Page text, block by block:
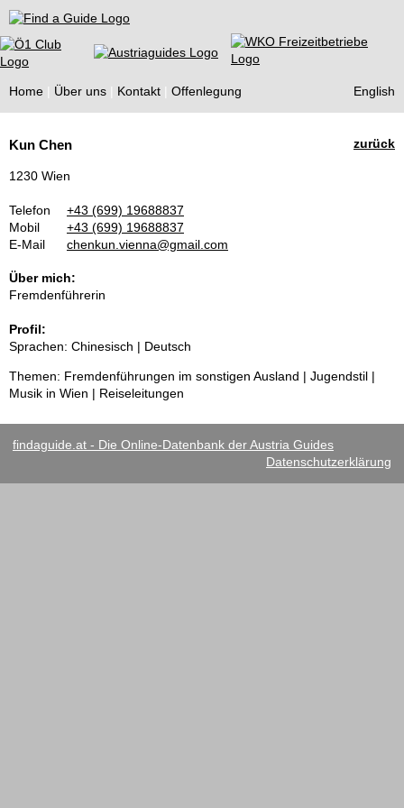
Find a Guide
Home Über uns Kontakt Offenlegung English
Guides
zurück
Kun Chen
1230 Wien
Telefon
+43 (699) 19688837
Mobil
+43 (699) 19688837
E-Mail
chenkun.vienna@gmail.com
Über mich:
Fremdenführerin
Profil:
Sprachen: Chinesisch | Deutsch
Themen: Fremdenführungen im sonstigen Ausland | Jugendstil |
Musik in Wien | Reiseleitungen
findaguide.at - Die Online-Datenbank der Austria Guides
Datenschutzerklärung